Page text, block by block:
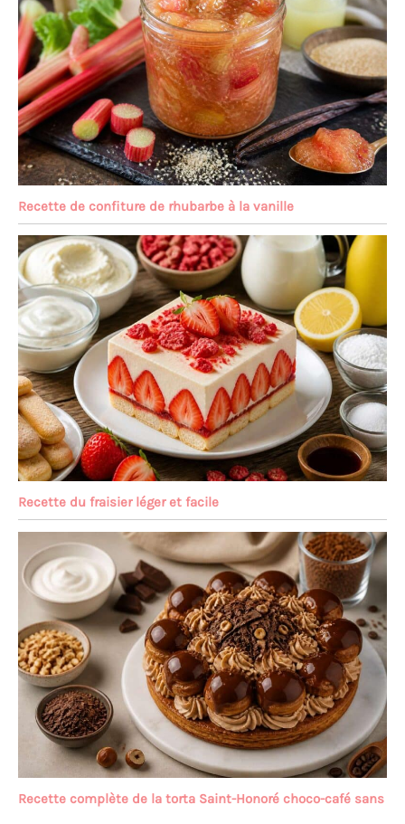
Recette de confiture de rhubarbe à la vanille
Recette du fraisier léger et facile
Recette complète de la torta Saint-Honoré choco-café sans